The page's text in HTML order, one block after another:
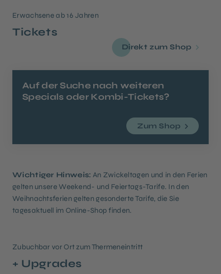
Erwachsene ab 16 Jahren
Tickets
Direkt zum Shop
Auf der Suche nach weiteren
Specials oder Kombi-Tickets?
Zum Shop
Wichtiger Hinweis: An Zwickeltagen und in den Ferien
gelten unsere Weekend- und Feiertags-Tarife. In den
Weihnachtsferien gelten gesonderte Tarife, die Sie
tagesaktuell im Online-Shop finden.
Zubuchbar vor Ort zum Thermeneintritt
+ Upgrades